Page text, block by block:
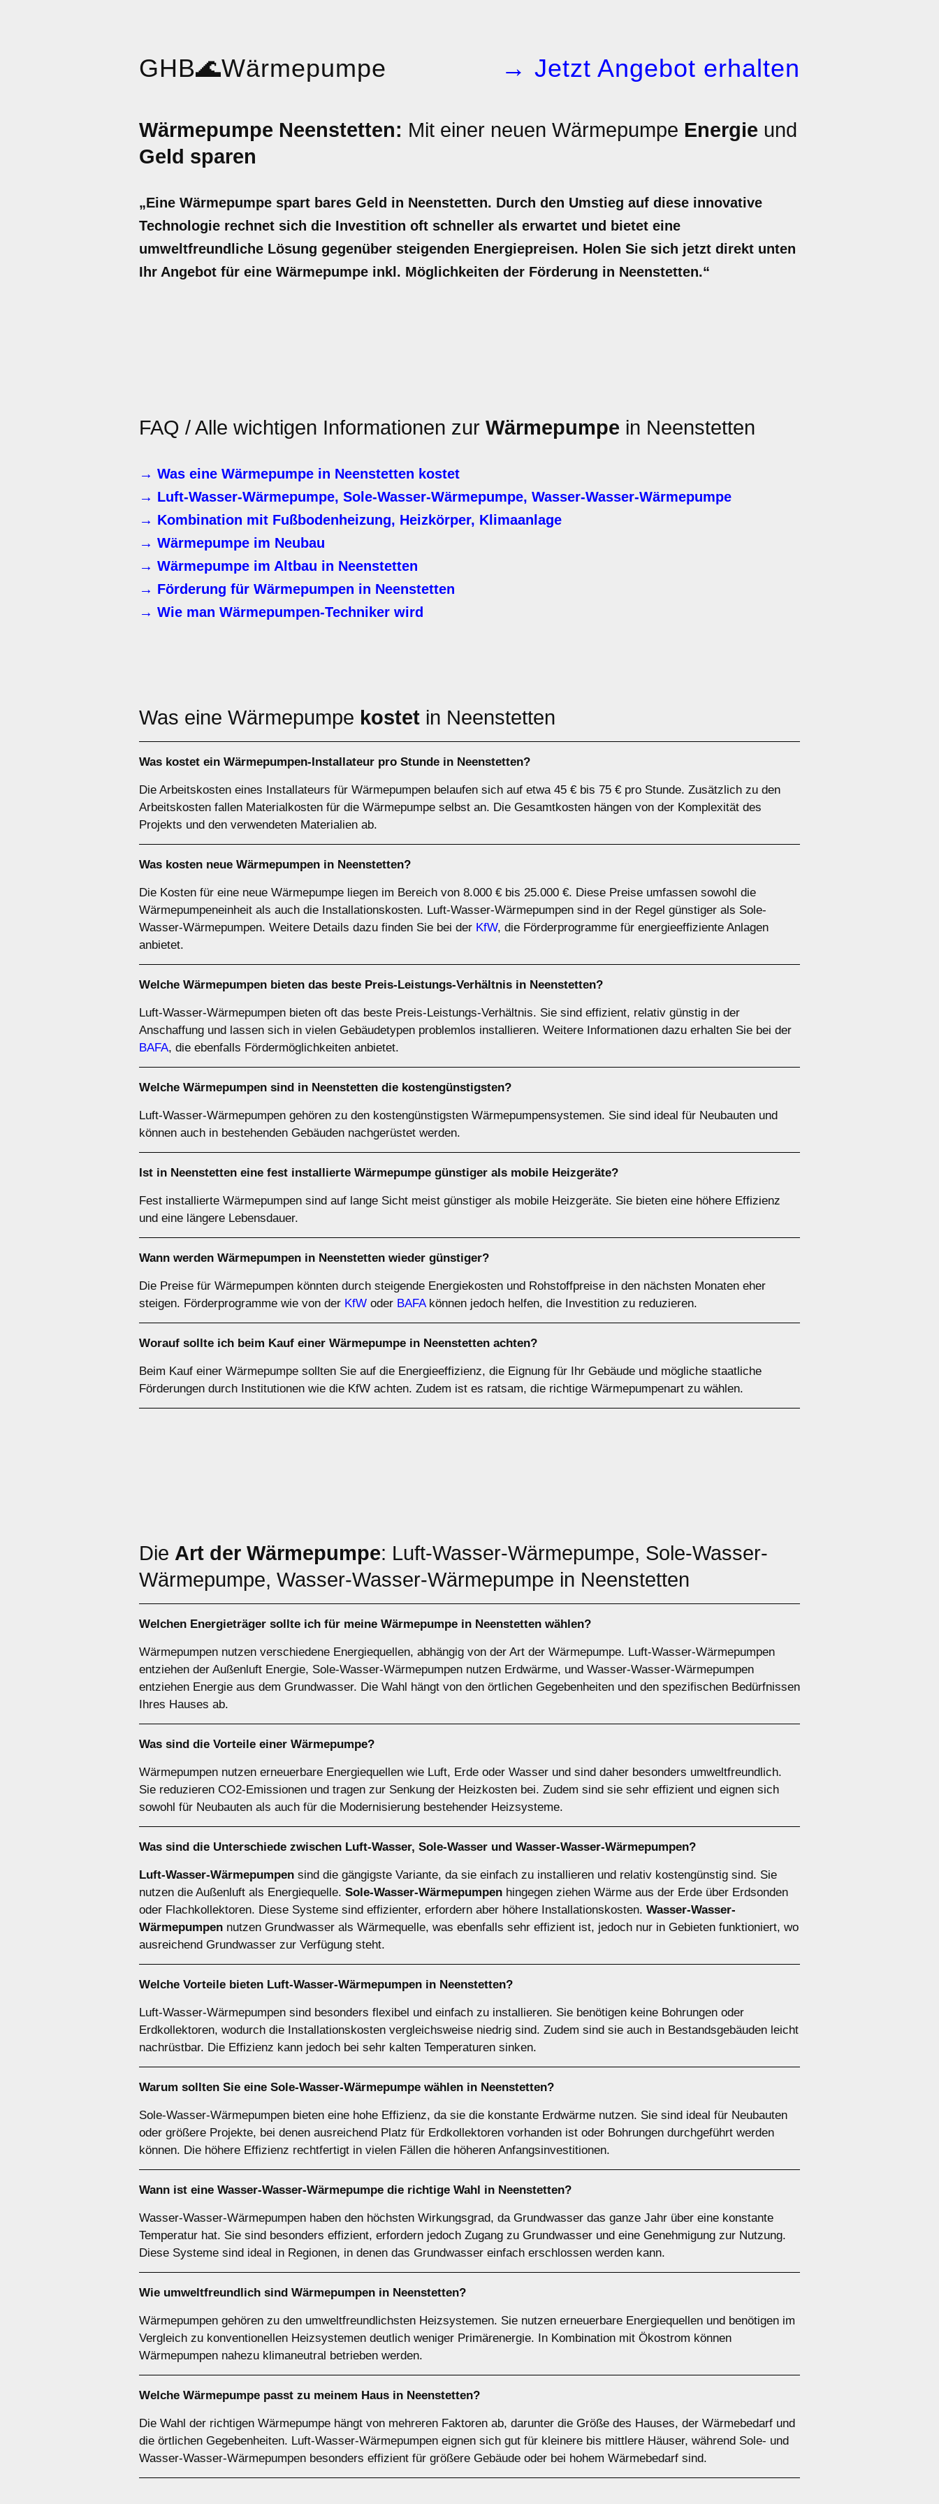
GHB🌊Wärmepumpe → Jetzt Angebot erhalten
Wärmepumpe Neenstetten: Mit einer neuen Wärmepumpe Energie und
Geld sparen
„Eine Wärmepumpe spart bares Geld in Neenstetten. Durch den Umstieg auf diese innovative
Technologie rechnet sich die Investition oft schneller als erwartet und bietet eine
umweltfreundliche Lösung gegenüber steigenden Energiepreisen. Holen Sie sich jetzt direkt unten
Ihr Angebot für eine Wärmepumpe inkl. Möglichkeiten der Förderung in Neenstetten.“
FAQ / Alle wichtigen Informationen zur Wärmepumpe in Neenstetten
→ Was eine Wärmepumpe in Neenstetten kostet
→ Luft-Wasser-Wärmepumpe, Sole-Wasser-Wärmepumpe, Wasser-Wasser-Wärmepumpe
→ Kombination mit Fußbodenheizung, Heizkörper, Klimaanlage
→ Wärmepumpe im Neubau
→ Wärmepumpe im Altbau in Neenstetten
→ Förderung für Wärmepumpen in Neenstetten
→ Wie man Wärmepumpen-Techniker wird
Was eine Wärmepumpe kostet in Neenstetten
Was kostet ein Wärmepumpen-Installateur pro Stunde in Neenstetten?
Die Arbeitskosten eines Installateurs für Wärmepumpen belaufen sich auf etwa 45 € bis 75 € pro Stunde. Zusätzlich zu den
Arbeitskosten fallen Materialkosten für die Wärmepumpe selbst an. Die Gesamtkosten hängen von der Komplexität des
Projekts und den verwendeten Materialien ab.
Was kosten neue Wärmepumpen in Neenstetten?
Die Kosten für eine neue Wärmepumpe liegen im Bereich von 8.000 € bis 25.000 €. Diese Preise umfassen sowohl die
Wärmepumpeneinheit als auch die Installationskosten. Luft-Wasser-Wärmepumpen sind in der Regel günstiger als Sole-
Wasser-Wärmepumpen. Weitere Details dazu finden Sie bei der KfW, die Förderprogramme für energieeffiziente Anlagen
anbietet.
Welche Wärmepumpen bieten das beste Preis-Leistungs-Verhältnis in Neenstetten?
Luft-Wasser-Wärmepumpen bieten oft das beste Preis-Leistungs-Verhältnis. Sie sind effizient, relativ günstig in der
Anschaffung und lassen sich in vielen Gebäudetypen problemlos installieren. Weitere Informationen dazu erhalten Sie bei der
BAFA, die ebenfalls Fördermöglichkeiten anbietet.
Welche Wärmepumpen sind in Neenstetten die kostengünstigsten?
Luft-Wasser-Wärmepumpen gehören zu den kostengünstigsten Wärmepumpensystemen. Sie sind ideal für Neubauten und
können auch in bestehenden Gebäuden nachgerüstet werden.
Ist in Neenstetten eine fest installierte Wärmepumpe günstiger als mobile Heizgeräte?
Fest installierte Wärmepumpen sind auf lange Sicht meist günstiger als mobile Heizgeräte. Sie bieten eine höhere Effizienz
und eine längere Lebensdauer.
Wann werden Wärmepumpen in Neenstetten wieder günstiger?
Die Preise für Wärmepumpen könnten durch steigende Energiekosten und Rohstoffpreise in den nächsten Monaten eher
steigen. Förderprogramme wie von der KfW oder BAFAkönnen jedoch helfen, die Investition zu reduzieren.
Worauf sollte ich beim Kauf einer Wärmepumpe in Neenstetten achten?
Beim Kauf einer Wärmepumpe sollten Sie auf die Energieeffizienz, die Eignung für Ihr Gebäude und mögliche staatliche
Förderungen durch Institutionen wie die KfW achten. Zudem ist es ratsam, die richtige Wärmepumpenart zu wählen.
Die Art der Wärmepumpe: Luft-Wasser-Wärmepumpe, Sole-Wasser-
Wärmepumpe, Wasser-Wasser-Wärmepumpe in Neenstetten
Welchen Energieträger sollte ich für meine Wärmepumpe in Neenstetten wählen?
Wärmepumpen nutzen verschiedene Energiequellen, abhängig von der Art der Wärmepumpe. Luft-Wasser-Wärmepumpen
entziehen der Außenluft Energie, Sole-Wasser-Wärmepumpen nutzen Erdwärme, und Wasser-Wasser-Wärmepumpen
entziehen Energie aus dem Grundwasser. Die Wahl hängt von den örtlichen Gegebenheiten und den spezifischen Bedürfnissen
Ihres Hauses ab.
Was sind die Vorteile einer Wärmepumpe?
Wärmepumpen nutzen erneuerbare Energiequellen wie Luft, Erde oder Wasser und sind daher besonders umweltfreundlich.
Sie reduzieren CO2-Emissionen und tragen zur Senkung der Heizkosten bei. Zudem sind sie sehr effizient und eignen sich
sowohl für Neubauten als auch für die Modernisierung bestehender Heizsysteme.
Was sind die Unterschiede zwischen Luft-Wasser, Sole-Wasser und Wasser-Wasser-Wärmepumpen?
Luft-Wasser-Wärmepumpen sind die gängigste Variante, da sie einfach zu installieren und relativ kostengünstig sind. Sie
nutzen die Außenluft als Energiequelle. Sole-Wasser-Wärmepumpen hingegen ziehen Wärme aus der Erde über Erdsonden
oder Flachkollektoren. Diese Systeme sind effizienter, erfordern aber höhere Installationskosten. Wasser-Wasser-
Wärmepumpen nutzen Grundwasser als Wärmequelle, was ebenfalls sehr effizient ist, jedoch nur in Gebieten funktioniert, wo
ausreichend Grundwasser zur Verfügung steht.
Welche Vorteile bieten Luft-Wasser-Wärmepumpen in Neenstetten?
Luft-Wasser-Wärmepumpen sind besonders flexibel und einfach zu installieren. Sie benötigen keine Bohrungen oder
Erdkollektoren, wodurch die Installationskosten vergleichsweise niedrig sind. Zudem sind sie auch in Bestandsgebäuden leicht
nachrüstbar. Die Effizienz kann jedoch bei sehr kalten Temperaturen sinken.
Warum sollten Sie eine Sole-Wasser-Wärmepumpe wählen in Neenstetten?
Sole-Wasser-Wärmepumpen bieten eine hohe Effizienz, da sie die konstante Erdwärme nutzen. Sie sind ideal für Neubauten
oder größere Projekte, bei denen ausreichend Platz für Erdkollektoren vorhanden ist oder Bohrungen durchgeführt werden
können. Die höhere Effizienz rechtfertigt in vielen Fällen die höheren Anfangsinvestitionen.
Wann ist eine Wasser-Wasser-Wärmepumpe die richtige Wahl in Neenstetten?
Wasser-Wasser-Wärmepumpen haben den höchsten Wirkungsgrad, da Grundwasser das ganze Jahr über eine konstante
Temperatur hat. Sie sind besonders effizient, erfordern jedoch Zugang zu Grundwasser und eine Genehmigung zur Nutzung.
Diese Systeme sind ideal in Regionen, in denen das Grundwasser einfach erschlossen werden kann.
Wie umweltfreundlich sind Wärmepumpen in Neenstetten?
Wärmepumpen gehören zu den umweltfreundlichsten Heizsystemen. Sie nutzen erneuerbare Energiequellen und benötigen im
Vergleich zu konventionellen Heizsystemen deutlich weniger Primärenergie. In Kombination mit Ökostrom können
Wärmepumpen nahezu klimaneutral betrieben werden.
Welche Wärmepumpe passt zu meinem Haus in Neenstetten?
Die Wahl der richtigen Wärmepumpe hängt von mehreren Faktoren ab, darunter die Größe des Hauses, der Wärmebedarf und
die örtlichen Gegebenheiten. Luft-Wasser-Wärmepumpen eignen sich gut für kleinere bis mittlere Häuser, während Sole- und
Wasser-Wasser-Wärmepumpen besonders effizient für größere Gebäude oder bei hohem Wärmebedarf sind.